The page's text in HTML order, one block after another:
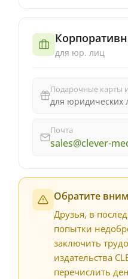
для юр. лиц
Подарочные карты
для юридических
Почта
sales@clever-
Обратите
Друзья, в
попытки
заключить
издательства
перечислить